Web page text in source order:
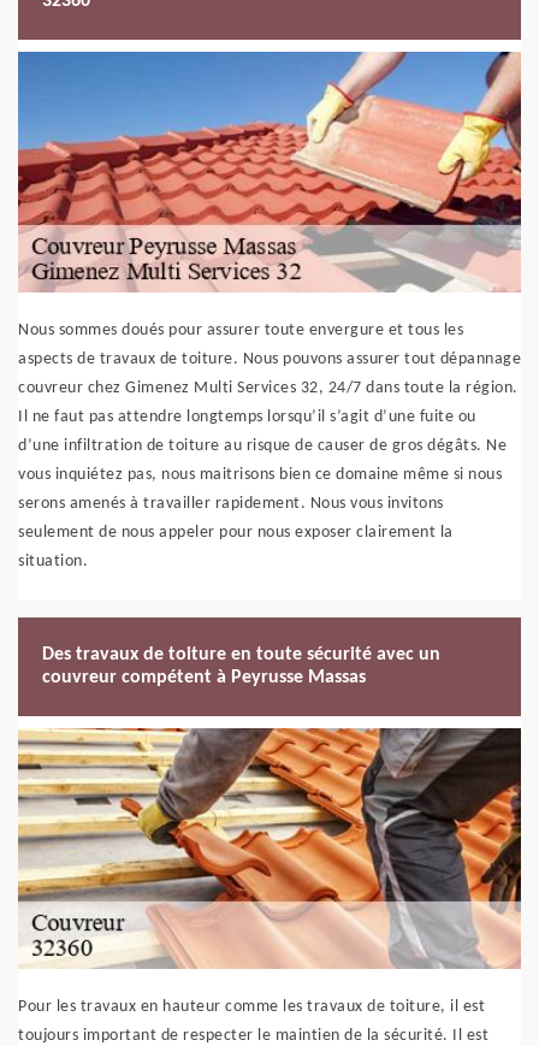
Nous sommes doués pour assurer toute envergure et tous les
aspects de travaux de toiture. Nous pouvons assurer tout dépannage
couvreur chez Gimenez Multi Services 32, 24/7 dans toute la région.
Il ne faut pas attendre longtemps lorsqu’il s’agit d’une fuite ou
d’une infiltration de toiture au risque de causer de gros dégâts. Ne
vous inquiétez pas, nous maitrisons bien ce domaine même si nous
serons amenés à travailler rapidement. Nous vous invitons
seulement de nous appeler pour nous exposer clairement la
situation.
Des travaux de toiture en toute sécurité avec un
couvreur compétent à Peyrusse Massas
Pour les travaux en hauteur comme les travaux de toiture, il est
toujours important de respecter le maintien de la sécurité. Il est